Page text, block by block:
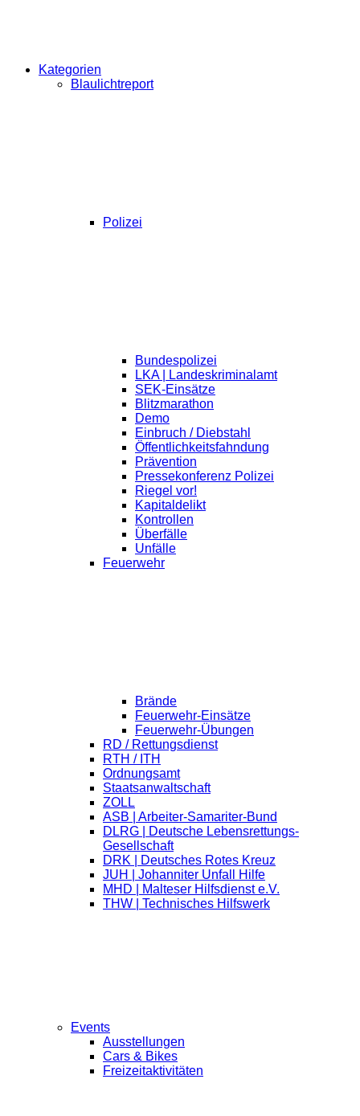
Kategorien
Blaulichtreport
Polizei
Bundespolizei
LKA | Landeskriminalamt
SEK-Einsätze
Blitzmarathon
Demo
Einbruch / Diebstahl
Öffentlichkeitsfahndung
Prävention
Pressekonferenz Polizei
Riegel vor!
Kapitaldelikt
Kontrollen
Überfälle
Unfälle
Feuerwehr
Brände
Feuerwehr-Einsätze
Feuerwehr-Übungen
RD / Rettungsdienst
RTH / ITH
Ordnungsamt
Staatsanwaltschaft
ZOLL
ASB | Arbeiter-Samariter-Bund
DLRG | Deutsche Lebensrettungs-
Gesellschaft
DRK | Deutsches Rotes Kreuz
JUH | Johanniter Unfall Hilfe
MHD | Malteser Hilfsdienst e.V.
THW | Technisches Hilfswerk
Events
Ausstellungen
Cars & Bikes
Freizeitaktivitäten